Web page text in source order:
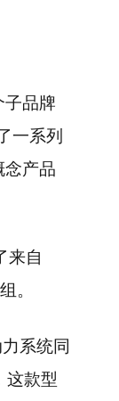
子品牌
一系列
念产品
来自
。
系统同
这款型